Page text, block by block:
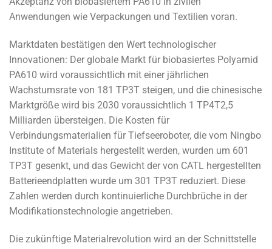
Anwendungen wie Verpackungen und Textilien voran.
Marktdaten bestätigen den Wert technologischer
Innovationen: Der globale Markt für biobasiertes Polyamid
PA610 wird voraussichtlich mit einer jährlichen
Wachstumsrate von 181 TP3T steigen, und die chinesische
Marktgröße wird bis 2030 voraussichtlich 1 TP4T2,5
Milliarden übersteigen. Die Kosten für
Verbindungsmaterialien für Tiefseeroboter, die vom Ningbo
Institute of Materials hergestellt werden, wurden um 601
TP3T gesenkt, und das Gewicht der von CATL hergestellten
Batterieendplatten wurde um 301 TP3T reduziert. Diese
Zahlen werden durch kontinuierliche Durchbrüche in der
Modifikationstechnologie angetrieben.
Die zukünftige Materialrevolution wird an der Schnittstelle